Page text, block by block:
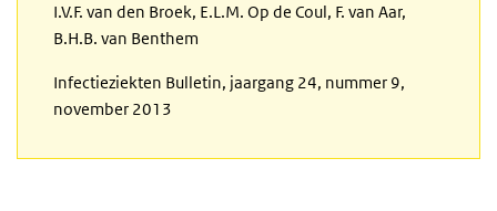
I.V.F. van den Broek, E.L.M. Op de Coul, F. van Aar,
B.H.B. van Benthem
Infectieziekten Bulletin, jaargang 24, nummer 9,
november 2013